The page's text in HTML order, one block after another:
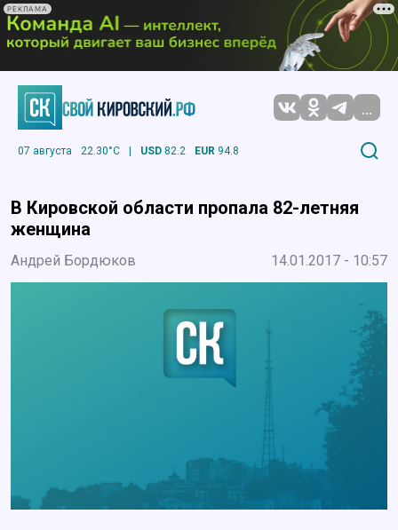
РЕКЛАМА
...
07 августа 22.30°C | USD 82.2 EUR 94.8
В Кировской области пропала 82-летняя
женщина
Андрей Бордюков 14.01.2017 - 10:57